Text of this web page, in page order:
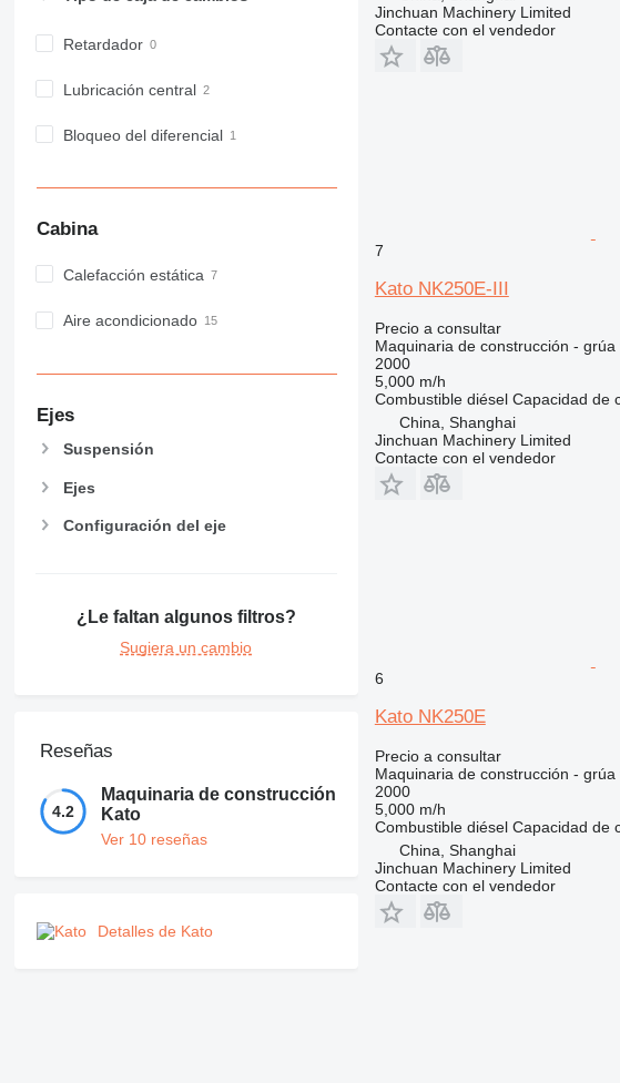
IT
MH
PM
Retardador
Lubricación central
Bloqueo del diferencial
Cabina
Calefacción estática
Aire acondicionado
Ejes
Suspensión
Ejes
Configuración del eje
¿Le faltan algunos filtros?
Sugiera un cambio
Reseñas
4.2
Maquinaria de construcción
Kato
Ver 10 reseñas
Detalles de Kato
Jinchuan Machinery Limited
Contacte con el vendedor
7
Kato NK250E-III
Precio a consultar
Maquinaria de construcción -
2000
5,000 m/h
Combustible diésel Capacidad de
China, Shanghai
Jinchuan Machinery Limited
Contacte con el vendedor
6
Kato NK250E
Precio a consultar
Maquinaria de construcción -
2000
5,000 m/h
Combustible diésel Capacidad de
China, Shanghai
Jinchuan Machinery Limited
Contacte con el vendedor